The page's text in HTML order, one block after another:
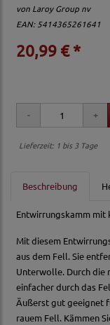
von Laroy Group nv
EAN: 5414365261641
20,99 € *
Lieferzeit: 1 bis 3 Tage
Beschreibung
Entwirrungskamm
Mit diesem
aus dem Fell. Sie
Unterwolle. Durch die
einfacher durch das
Äußerst gut geeignet
rauem Fell. Kämmen